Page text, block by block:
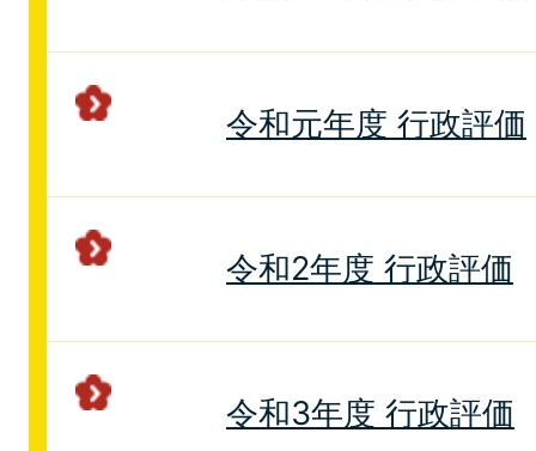
令和元年度 行政評価
令和2年度 行政評価
令和3年度 行政評価